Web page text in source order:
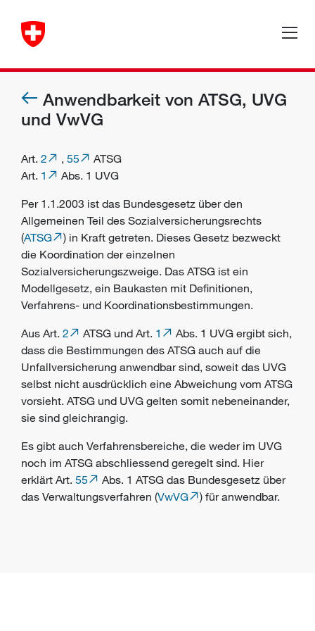
Anwendbarkeit von ATSG, UVG
und VwVG
Art. 2 , 55
ATSG
Art. 1
Abs. 1 UVG
Per 1.1.2003 ist das Bundesgesetz über den
Allgemeinen Teil des Sozialversicherungsrechts
(ATSG
) in Kraft getreten. Dieses Gesetz bezweckt
die Koordination der einzelnen
Sozialversicherungszweige. Das ATSG ist ein
Modellgesetz, ein Baukasten mit Definitionen,
Verfahrens- und Koordinationsbestimmungen.
Aus Art. 2 ATSG und Art. 1
Abs. 1 UVG ergibt sich,
dass die Bestimmungen des ATSG auch auf die
Unfallversicherung anwendbar sind, soweit das UVG
selbst nicht ausdrücklich eine Abweichung vom ATSG
vorsieht. ATSG und UVG gelten somit nebeneinander,
sie sind gleichrangig.
Es gibt auch Verfahrensbereiche, die weder im UVG
noch im ATSG abschliessend geregelt sind. Hier
erklärt Art. 55
Abs. 1 ATSG das Bundesgesetz über
das Verwaltungsverfahren (VwVG ) für anwendbar.